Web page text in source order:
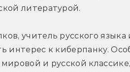
литературой.
учитель русского
интерес к киберпанку.
и русской